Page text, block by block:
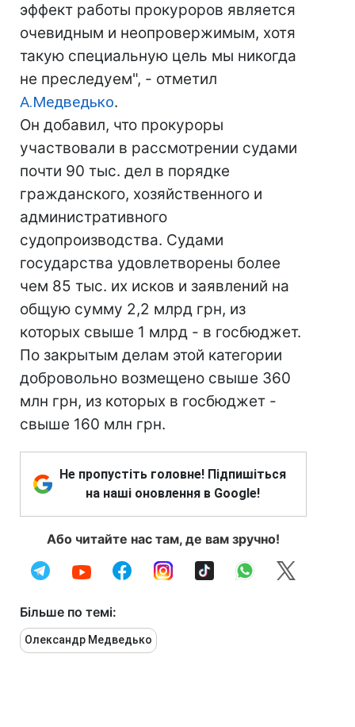
эффект работы прокуроров является
очевидным и неопровержимым, хотя
такую специальную цель мы никогда
не преследуем", - отметил
А.Медведько.
Он добавил, что прокуроры
участвовали в рассмотрении судами
почти 90 тыс. дел в порядке
гражданского, хозяйственного и
административного
судопроизводства. Судами
государства удовлетворены более
чем 85 тыс. их исков и заявлений на
общую сумму 2,2 млрд грн, из
которых свыше 1 млрд - в госбюджет.
По закрытым делам этой категории
добровольно возмещено свыше 360
млн грн, из которых в госбюджет -
свыше 160 млн грн.
Не пропустіть головне! Підпишіться
на наші оновлення в Google!
Або читайте нас там, де вам зручно!
Більше по темі:
Олександр Медведько